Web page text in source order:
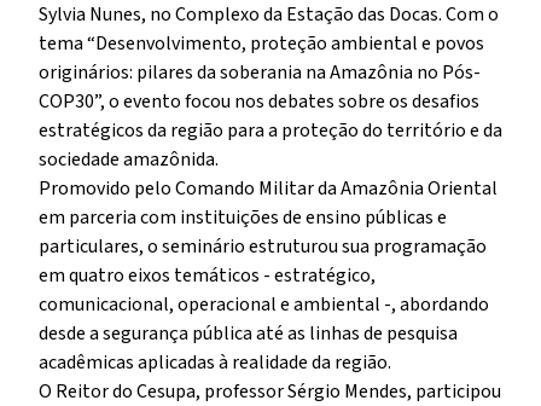
Sylvia Nunes, no Complexo da Estação das Docas. Com o
tema “Desenvolvimento, proteção ambiental e povos
originários: pilares da soberania na Amazônia no Pós-
COP30”, o evento focou nos debates sobre os desafios
estratégicos da região para a proteção do território e da
sociedade amazônida.
Promovido pelo Comando Militar da Amazônia Oriental
em parceria com instituições de ensino públicas e
particulares, o seminário estruturou sua programação
em quatro eixos temáticos - estratégico,
comunicacional, operacional e ambiental -, abordando
desde a segurança pública até as linhas de pesquisa
acadêmicas aplicadas à realidade da região.
O Reitor do Cesupa, professor Sérgio Mendes, participou